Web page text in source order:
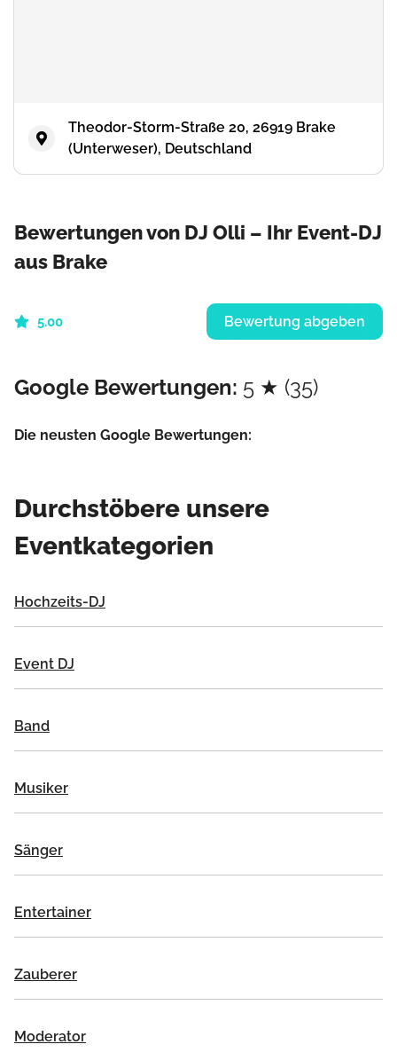
Theodor-Storm-Straße 20, 26919 Brake
(Unterweser), Deutschland
Bewertungen von DJ Olli – Ihr Event-DJ
aus Brake
5.00 Bewertung abgeben
Google Bewertungen: 5 ★ (35)
Die neusten Google Bewertungen:
Durchstöbere unsere
Eventkategorien
Hochzeits-DJ
Event DJ
Band
Musiker
Sänger
Entertainer
Zauberer
Moderator